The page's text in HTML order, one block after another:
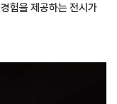
험을 제공하는 전시가